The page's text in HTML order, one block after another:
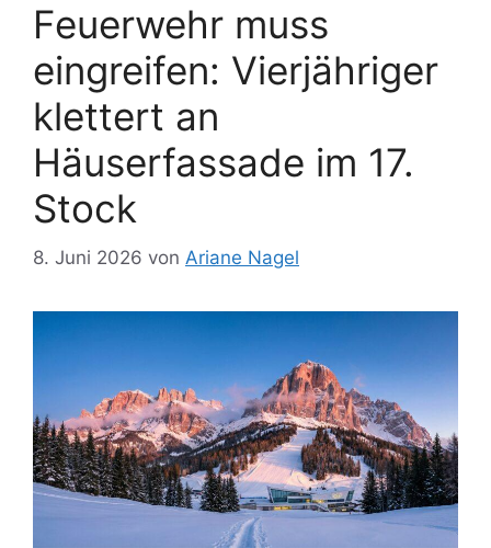
Feuerwehr muss
eingreifen: Vierjähriger
klettert an
Häuserfassade im 17.
Stock
8. Juni 2026 von Ariane Nagel